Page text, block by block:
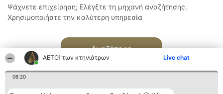
ΑΕΤΟΊ των κτηνιάτρων Live chat
06:20
Ψάχνετε επιχείρηση; Ελέγξτε τη μηχανή αναζήτησης.
Χρησιμοποιήστε την καλύτερη υπηρεσία
Αναζήτηση